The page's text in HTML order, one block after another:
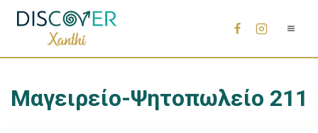
Μαγειρείο-Ψητοπωλείο 211